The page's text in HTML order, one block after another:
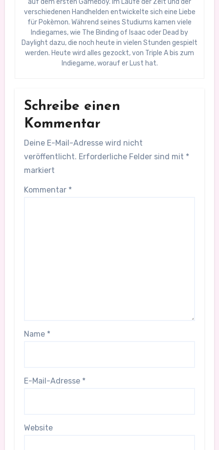
auf dem ersten Gameboy. Im Laufe der Zeit und der
verschiedenen Handhelden entwickelte sich eine Liebe
für Pokèmon. Während seines Studiums kamen viele
Indiegames, wie The Binding of Isaac oder Dead by
Daylight dazu, die noch heute in vielen Stunden gespielt
werden. Heute wird alles gezockt, von Triple A bis zum
Indiegame, worauf er Lust hat.
Schreibe einen
Kommentar
Deine E-Mail-Adresse wird nicht
veröffentlicht. Erforderliche Felder sind mit *
markiert
Kommentar *
Name *
E-Mail-Adresse *
Website